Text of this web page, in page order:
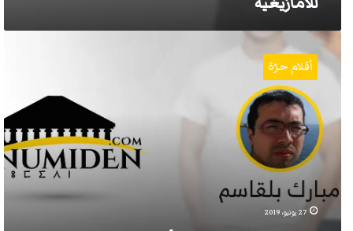
الهزائم
العشر
للحركة
الأمازيغية
المغرب
أقلام حرّة
27 يونيو، 2019